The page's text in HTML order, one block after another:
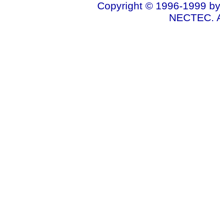
Copyright © 1996-1999
NECTEC.